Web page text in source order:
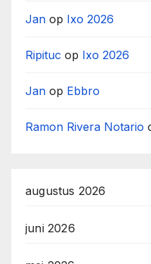
Jan op Ixo 2026
Ripituc op Ixo 2026
Jan op Ebbro
Ramon Rivera Notario
augustus 2026
juni 2026